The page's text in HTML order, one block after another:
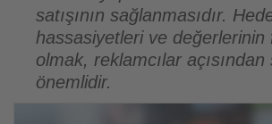
ediyor!
satışının sağlanmasıdır.
hassasiyetleri ve değerlerinin
olmak, reklamcılar
önemlidir.